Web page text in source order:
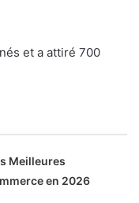
et a attiré 700
Meilleures
en 2026